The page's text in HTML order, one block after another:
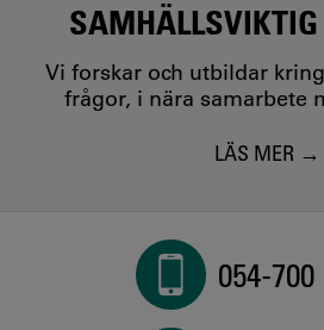
Vi forskar och utbildar
frågor, i nära samarbete
LÄS MER
054-700